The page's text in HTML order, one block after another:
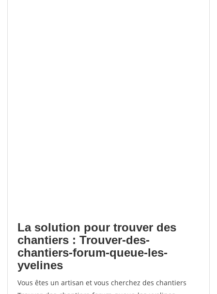
La solution pour trouver des
chantiers : Trouver-des-
chantiers-forum-queue-les-
yvelines
Vous êtes un artisan et vous cherchez des chantiers